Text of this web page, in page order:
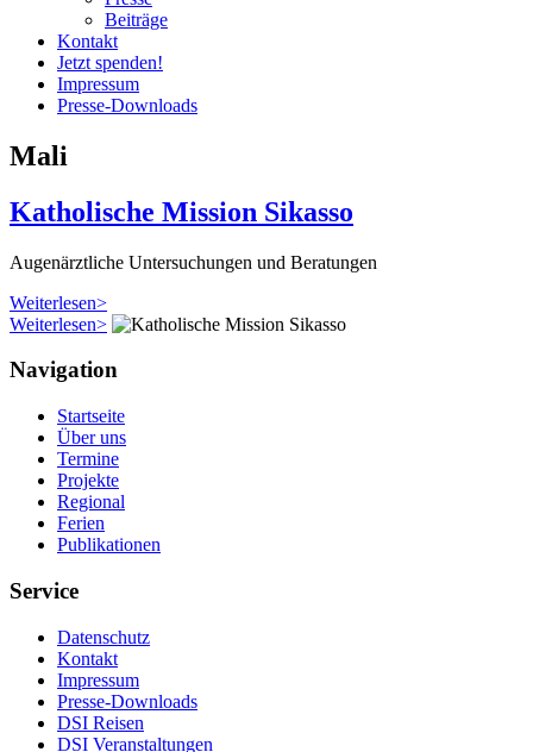
Beiträge
Kontakt
Jetzt spenden!
Impressum
Presse-Downloads
Mali
Katholische Mission Sikasso
Augenärztliche Untersuchungen und Beratungen
Weiterlesen>
Weiterlesen>
Navigation
Startseite
Über uns
Termine
Projekte
Regional
Ferien
Publikationen
Service
Datenschutz
Kontakt
Impressum
Presse-Downloads
DSI Reisen
DSI Veranstaltungen